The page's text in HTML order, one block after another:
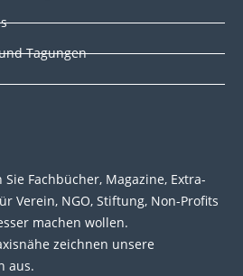
Tagungen
Fachbücher, Magazine, Extra-
Verein, NGO, Stiftung, Non-Profits
machen wollen.
zeichnen unsere
aus.